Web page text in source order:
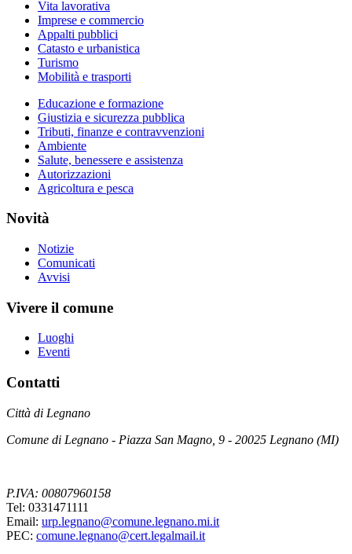
Vita lavorativa
Imprese e commercio
Appalti pubblici
Catasto e urbanistica
Turismo
Mobilità e trasporti
Educazione e formazione
Giustizia e sicurezza pubblica
Tributi, finanze e contravvenzioni
Ambiente
Salute, benessere e assistenza
Autorizzazioni
Agricoltura e pesca
Novità
Notizie
Comunicati
Avvisi
Vivere il comune
Luoghi
Eventi
Contatti
Città di Legnano
Comune di Legnano - Piazza San Magno, 9 - 20025 Legnano (MI)
P.IVA: 00807960158
Tel: 0331471111
Email: urp.legnano@comune.legnano.mi.it
PEC: comune.legnano@cert.legalmail.it